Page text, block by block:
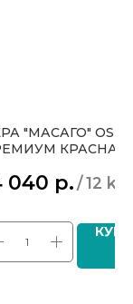
"МАСАГО" OSHI
КРАСНАЯ
12 КГ ЦЕНА
1 КГ ОПТ
040 р./12 kg